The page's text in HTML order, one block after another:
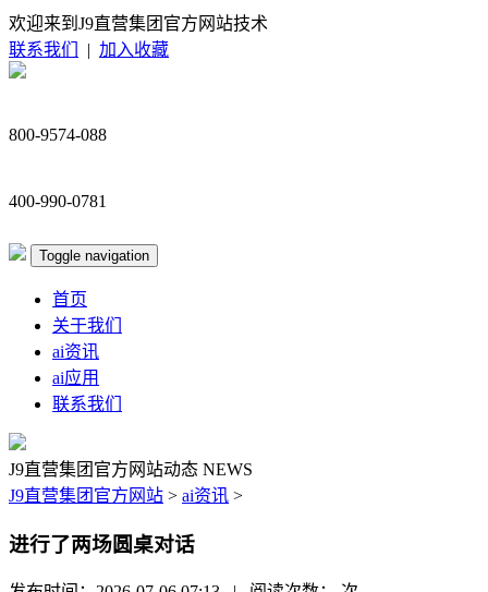
欢迎来到J9直营集团官方网站技术
联系我们
| 加入收藏
800-9574-088
400-990-0781
Toggle navigation
首页
关于我们
ai资讯
ai应用
联系我们
J9直营集团官方网站动态 NEWS
J9直营集团官方网站 > ai资讯 >
进行了两场圆桌对话